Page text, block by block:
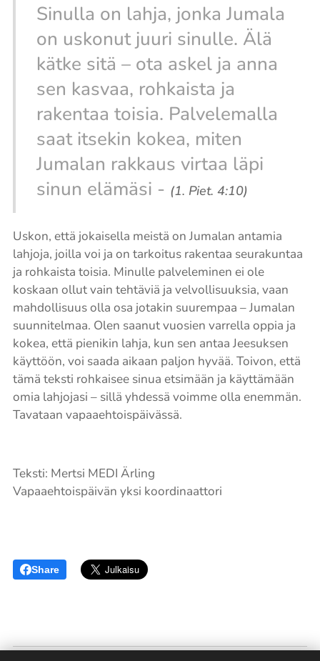
Sinulla on lahja, jonka Jumala
on uskonut juuri sinulle. Älä
kätke sitä – ota askel ja anna
sen kasvaa, rohkaista ja
rakentaa toisia. Palvelemalla
saat itsekin kokea, miten
Jumalan rakkaus virtaa läpi
sinun elämäsi - (1. Piet. 4:10)
Uskon, että jokaisella meistä on Jumalan antamia
lahjoja, joilla voi ja on tarkoitus rakentaa seurakuntaa
ja rohkaista toisia. Minulle palveleminen ei ole
koskaan ollut vain tehtäviä ja velvollisuuksia, vaan
mahdollisuus olla osa jotakin suurempaa – Jumalan
suunnitelmaa. Olen saanut vuosien varrella oppia ja
kokea, että pienikin lahja, kun sen antaa Jeesuksen
käyttöön, voi saada aikaan paljon hyvää. Toivon, että
tämä teksti rohkaisee sinua etsimään ja käyttämään
omia lahjojasi – sillä yhdessä voimme olla enemmän.
Tavataan vapaaehtoispäivässä.
Teksti: Mertsi MEDI Ärling
Vapaaehtoispäivän yksi koordinaattori
Share